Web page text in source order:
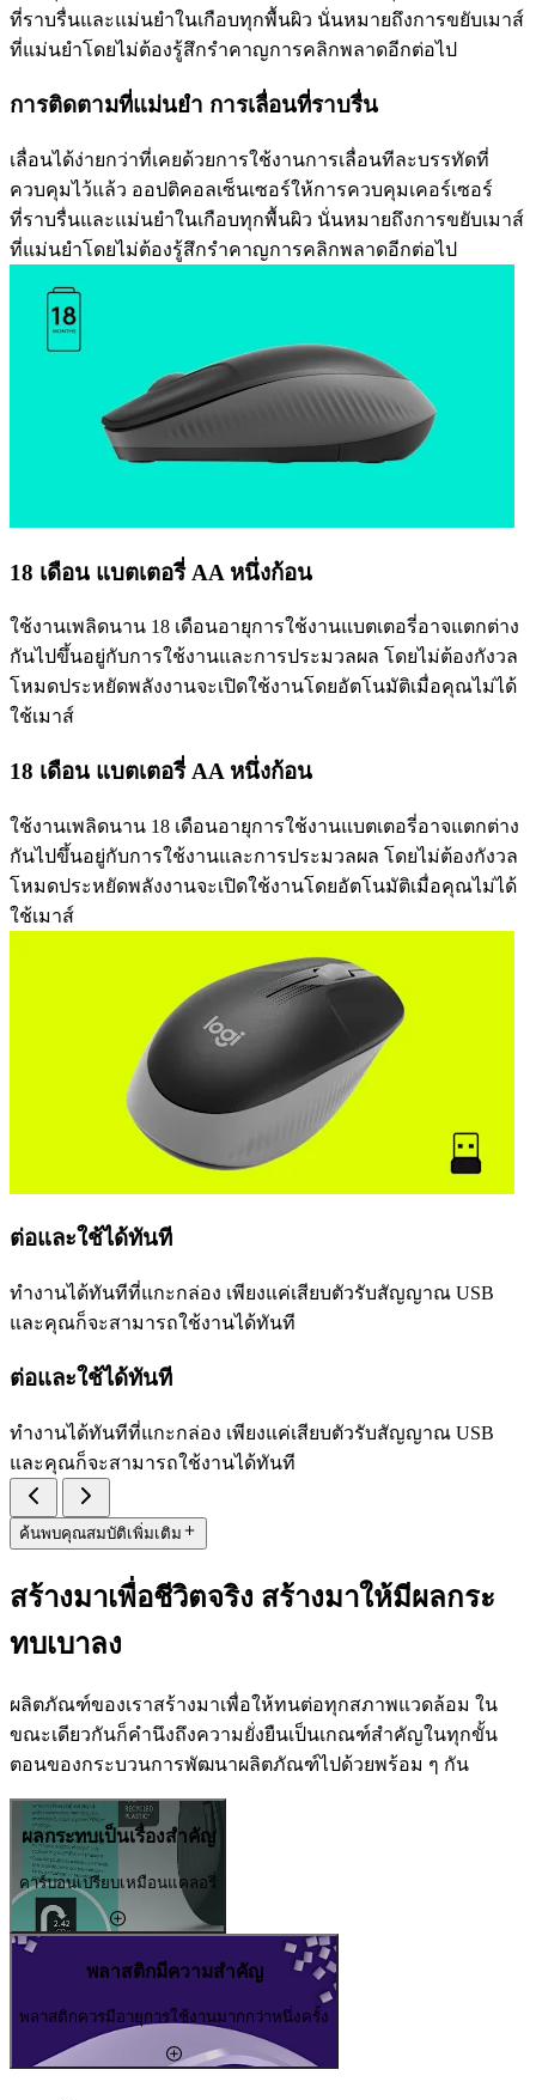
ที่ราบรื่นและแม่นยำในเกือบทุกพื้นผิว นั่นหมายถึงการขยับเมาส์
ที่แม่นยำโดยไม่ต้องรู้สึกรำคาญการคลิกพลาดอีกต่อไป
การติดตามที่แม่นยำ การเลื่อนที่ราบรื่น
เลื่อนได้ง่ายกว่าที่เคยด้วยการใช้งานการเลื่อนทีละบรรทัดที่
ควบคุมไว้แล้ว ออปติคอลเซ็นเซอร์ให้การควบคุมเคอร์เซอร์
ที่ราบรื่นและแม่นยำในเกือบทุกพื้นผิว นั่นหมายถึงการขยับเมาส์
ที่แม่นยำโดยไม่ต้องรู้สึกรำคาญการคลิกพลาดอีกต่อไป
18 เดือน แบตเตอรี่ AA หนึ่งก้อน
ใช้งานเพลิดนาน 18 เดือนอายุการใช้งานแบตเตอรี่อาจแตกต่าง
กันไปขึ้นอยู่กับการใช้งานและการประมวลผล โดยไม่ต้องกังวล
โหมดประหยัดพลังงานจะเปิดใช้งานโดยอัตโนมัติเมื่อคุณไม่ได้
ใช้เมาส์
18 เดือน แบตเตอรี่ AA หนึ่งก้อน
ใช้งานเพลิดนาน 18 เดือนอายุการใช้งานแบตเตอรี่อาจแตกต่าง
กันไปขึ้นอยู่กับการใช้งานและการประมวลผล โดยไม่ต้องกังวล
โหมดประหยัดพลังงานจะเปิดใช้งานโดยอัตโนมัติเมื่อคุณไม่ได้
ใช้เมาส์
ต่อและใช้ได้ทันที
ทำงานได้ทันทีที่แกะกล่อง เพียงแค่เสียบตัวรับสัญญาณ USB
และคุณก็จะสามารถใช้งานได้ทันที
ต่อและใช้ได้ทันที
ทำงานได้ทันทีที่แกะกล่อง เพียงแค่เสียบตัวรับสัญญาณ USB
และคุณก็จะสามารถใช้งานได้ทันที
ค้นพบคุณสมบัติเพิ่มเติม
สร้างมาเพื่อชีวิตจริง สร้างมาให้มีผลกระ
ทบเบาลง
ผลิตภัณฑ์ของเราสร้างมาเพื่อให้ทนต่อทุกสภาพแวดล้อม ใน
ขณะเดียวกันก็คำนึงถึงความยั่งยืนเป็นเกณฑ์สำคัญในทุกขั้น
ตอนของกระบวนการพัฒนาผลิตภัณฑ์ไปด้วยพร้อม ๆ กัน
ผลกระทบเป็นเรื่องสำคัญ
คาร์บอนเปรียบเหมือนแคลอรี่
พลาสติกมีความสำคัญ
พลาสติกควรมีอายุการใช้งานมากกว่าหนึ่งครั้ง